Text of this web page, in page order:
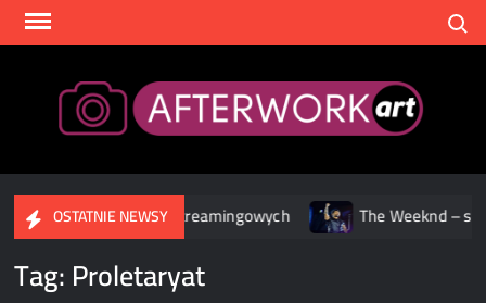
Skip
OSTATNIE NEWSY
już w serwisach streamingowych The Weeknd –
Tag:Proletaryat